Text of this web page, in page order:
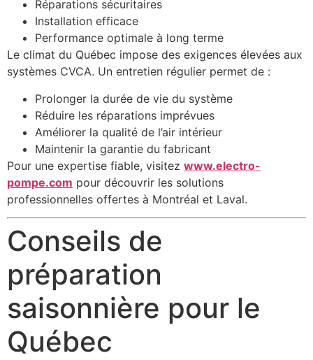
Réparations sécuritaires
Installation efficace
Performance optimale à long terme
Le climat du Québec impose des exigences élevées aux
systèmes CVCA. Un entretien régulier permet de :
Prolonger la durée de vie du système
Réduire les réparations imprévues
Améliorer la qualité de l’air intérieur
Maintenir la garantie du fabricant
Pour une expertise fiable, visitez www.electro-
pompe.com pour découvrir les solutions
professionnelles offertes à Montréal et Laval.
Conseils de
préparation
saisonnière pour le
Québec